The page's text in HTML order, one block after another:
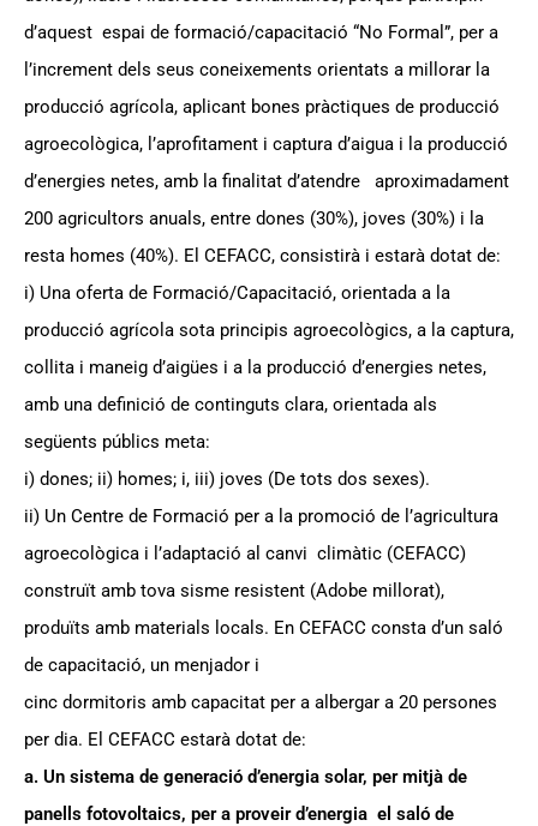
d’aquest espai de formació/capacitació “No Formal”, per a
l’increment dels seus coneixements orientats a millorar la
producció agrícola, aplicant bones pràctiques de producció
agroecològica, l’aprofitament i captura d’aigua i la producció
d’energies netes, amb la finalitat d’atendre aproximadament
200 agricultors anuals, entre dones (30%), joves (30%) i la
resta homes (40%). El CEFACC, consistirà i estarà dotat de:
i) Una oferta de Formació/Capacitació, orientada a la
producció agrícola sota principis agroecològics, a la captura,
collita i maneig d’aigües i a la producció d’energies netes,
amb una definició de continguts clara, orientada als
següents públics meta:
i) dones; ii) homes; i, iii) joves (De tots dos sexes).
ii) Un Centre de Formació per a la promoció de l’agricultura
agroecològica i l’adaptació al canvi climàtic (CEFACC)
construït amb tova sisme resistent (Adobe millorat),
produïts amb materials locals. En CEFACC consta d’un saló
de capacitació, un menjador i
cinc dormitoris amb capacitat per a albergar a 20 persones
per dia. El CEFACC estarà dotat de:
a. Un sistema de generació d’energia solar, per mitjà de
panells fotovoltaics, per a proveir d’energia el saló de